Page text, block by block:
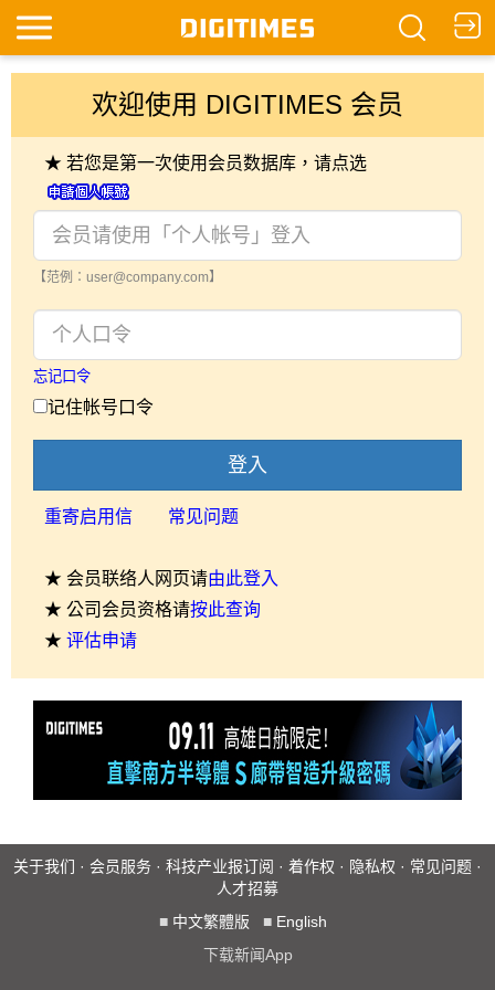
欢迎使用 DIGITIMES 会员
★ 若您是第一次使用会员数据库，请点选
【范例：user@company.com】
忘记口令
记住帐号口令
登入
重寄启用信 常见问题
★ 会员联络人网页请由此登入
★ 公司会员资格请按此查询
★ 评估申请
关于我们 · 会员服务 · 科技产业报订阅 · 着作权 · 隐私权 · 常见问题 ·
人才招募
■ 中文繁體版 ■ English
下载新闻App